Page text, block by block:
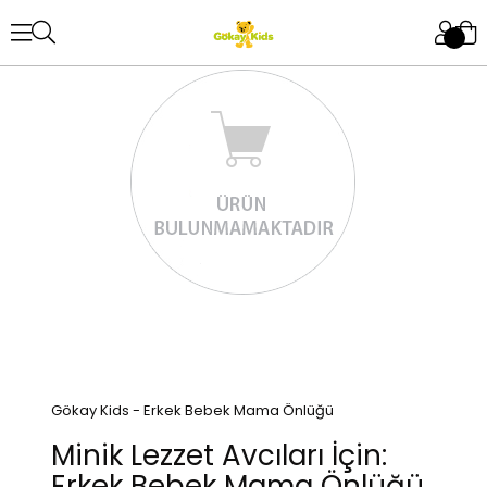
Gökay Kids - Erkek Bebek Mama Önlüğü
Minik Lezzet Avcıları İçin: